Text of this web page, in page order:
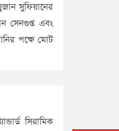
সুফিয়ানের
সেনগুপ্ত এবং
পক্ষে মোট
সিরামিক